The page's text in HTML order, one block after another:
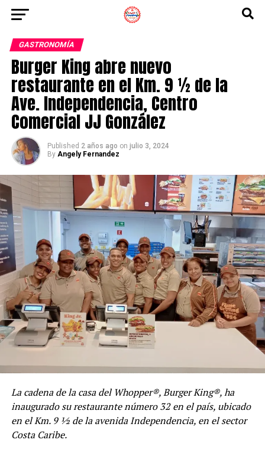
GASTRONOMÍA
Burger King abre nuevo
restaurante en el Km. 9 ½ de la
Ave. Independencia, Centro
Comercial JJ González
Published 2 años ago on julio 3, 2024
By Angely Fernandez
La cadena de la casa del Whopper®, Burger King®, ha
inaugurado su restaurante número 32 en el país, ubicado
en el Km. 9 ½ de la avenida Independencia, en el sector
Costa Caribe.